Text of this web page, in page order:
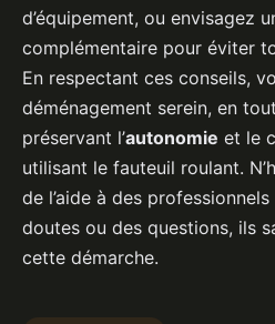
d’équipement, ou envisagez
complémentaire pour éviter
En respectant ces conseils,
déménagement serein, en
préservant l’autonomie et le
utilisant le fauteuil roulant.
de l’aide à des
doutes ou des questions, ils
cette démarche.